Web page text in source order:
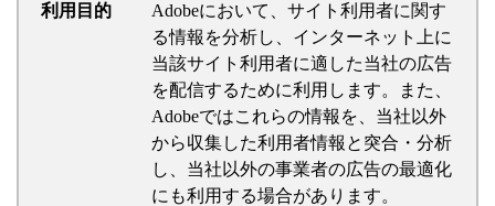
利用目的
Adobeにおいて、サイト利用者に関す
る情報を分析し、インターネット上に
当該サイト利用者に適した当社の広告
を配信するために利用します。また、
Adobeではこれらの情報を、当社以外
から収集した利用者情報と突合・分析
し、当社以外の事業者の広告の最適化
にも利用する場合があります。